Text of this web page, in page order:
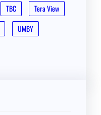
TBC
Tera View
UMBY